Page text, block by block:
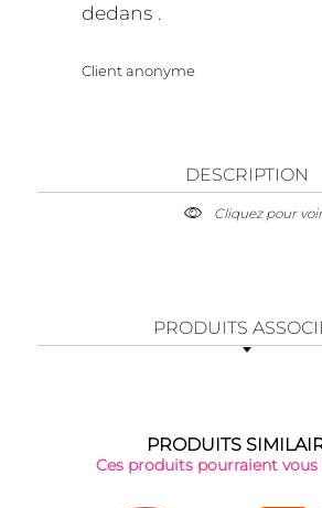
dedans .
Client anonyme
DESCRIPTION
Cliquez pour voir
PRODUITS
PRODUITS
Ces produits pourraient